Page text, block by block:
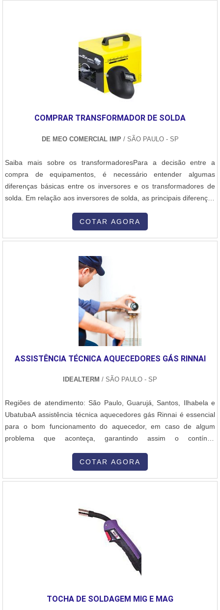
COMPRAR TRANSFORMADOR DE SOLDA
DE MEO COMERCIAL IMP/ SÃO PAULO - SP
Saiba mais sobre os transformadoresPara a decisão entre a
compra de equipamentos, é necessário entender algumas
diferenças básicas entre os inversores e os transformadores de
solda. Em relação aos inversores de solda, as principais diferenças
do equipamento,Capacidade de soldagem de tipos diversos de
eletrodo. Os clientes que sempre buscam comprar transformador
COTAR AGORA
ASSISTÊNCIA TÉCNICA AQUECEDORES GÁS RINNAI
IDEALTERM / SÃO PAULO - SP
Regiões de atendimento: São Paulo, Guarujá, Santos, Ilhabela e
UbatubaA assistência técnica aquecedores gás Rinnai é essencial
para o bom funcionamento do aquecedor, em caso de algum
problema que aconteça, garantindo assim o contínuo
para o conforto, seja para o uso em chuveiros, torneiras e
gás precisa ser feito com agilidade, contando com profissionais
técnicos especializados, que realizam os serviços de manutenção
com qualidade. O equipamento é consertado ou ajustado para que
esteja à disposição de uso o mais breve possível. Abaixo é
possível verificar, também, quais as vantagens em contar com o
produto: Melhor custo-benefício; Materiais de qualidade;
RINNAIA Ideal Term está no mercado desde os anos 90,
COTAR AGORA
TOCHA DE SOLDAGEM MIG E MAG